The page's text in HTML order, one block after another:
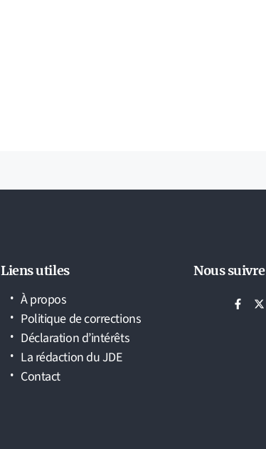
Liens utiles
À propos
Politique de corrections
Déclaration d’intérêts
La rédaction du JDE
Contact
Nous suivre